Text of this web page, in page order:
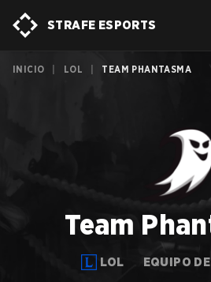
STRAFE ESPORTS
INICIO LOL TEAM PHANTASMA
Team
LOL EQUIPO